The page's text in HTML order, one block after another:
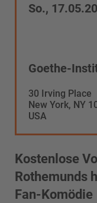
So.,
Goethe-
30 Irving Place
New York, NY
USA
Kostenlose
Rothemunds
Fan-Komödie